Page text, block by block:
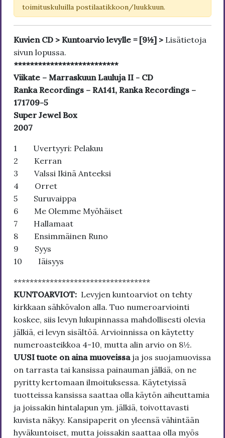
toimituskuluilla postilaatikkoon/luukkuun.
Kuvien CD > Kuntoarvio levylle = [9½] > Lisätietoja
sivun lopussa.
**************************
Viikate – Marraskuun Lauluja II - CD
Ranka Recordings – RA141, Ranka Recordings –
171709-5
Super Jewel Box
2007
1 Uvertyyri: Pelakuu
2 Kerran
3 Valssi Ikinä Anteeksi
4 Orret
5 Suruvaippa
6 Me Olemme Myöhäiset
7 Hallamaat
8 Ensimmäinen Runo
9 Syys
10 Iäisyys
**********************************
KUNTOARVIOT: Levyjen kuntoarviot on tehty
kirkkaan sähkövalon alla. Tuo numeroarviointi
koskee, siis levyn lukupinnassa mahdollisesti olevia
jälkiä, ei levyn sisältöä. Arvioinnissa on käytetty
numeroasteikkoa 4-10, mutta alin arvio on 8½.
UUSI tuote on aina muoveissa ja jos suojamuovissa
on tarrasta tai kansissa painauman jälkiä, on ne
pyritty kertomaan ilmoituksessa. Käytetyissä
tuotteissa kansissa saattaa olla käytön aiheuttamia
ja joissakin hintalapun ym. jälkiä, toivottavasti
kuvista näkyy. Kansipaperit on yleensä vähintään
hyväkuntoiset, mutta joissakin saattaa olla myös